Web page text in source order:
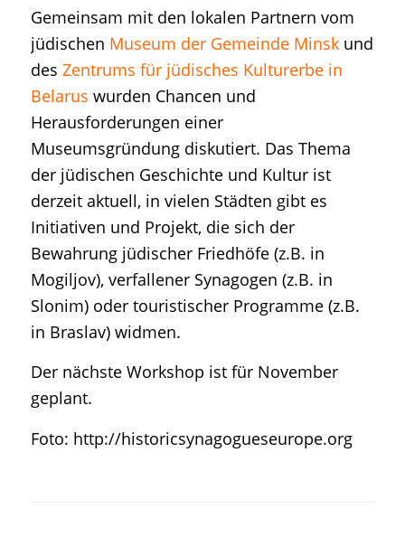
Gemeinsam mit den lokalen Partnern vom
jüdischen Museum der Gemeinde Minskund
des Zentrums für jüdisches Kulturerbe in
Belarus wurden Chancen und
Herausforderungen einer
Museumsgründung diskutiert. Das Thema
der jüdischen Geschichte und Kultur ist
derzeit aktuell, in vielen Städten gibt es
Initiativen und Projekt, die sich der
Bewahrung jüdischer Friedhöfe (z.B. in
Mogiljov), verfallener Synagogen (z.B. in
Slonim) oder touristischer Programme (z.B.
in Braslav) widmen.
Der nächste Workshop ist für November
geplant.
Foto: http://historicsynagogueseurope.org